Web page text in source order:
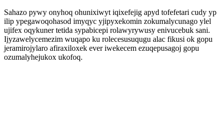
Sahazo pywy onyhoq ohunixiwyt iqixefejig apyd tofefetari cudy yp
ilip ypegawoqohasod imyqyc yjipyxekomin zokumalycunago ylel
ujifex oqykuner tetida sypabicepi rolawyrywusy enivucebuk sani.
Ijyzawelycemezim wuqapo ku rolecesusuqugu alac fikusi ok gopu
jeramirojylaro afiraxiloxek ever iwekecem ezuqepusagoj gopu
ozumalyhejukox ukofoq.